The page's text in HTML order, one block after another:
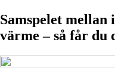
Samspelet
värme – så får du